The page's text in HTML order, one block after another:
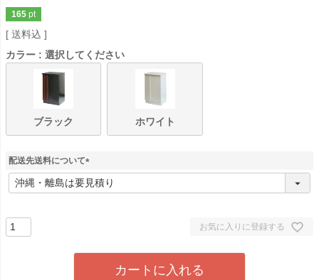
165 pt
送料込
カラー
選択してください
ブラック ホワイト
配送先送料について
(
必
お気に入りに登録する
カートに入れる